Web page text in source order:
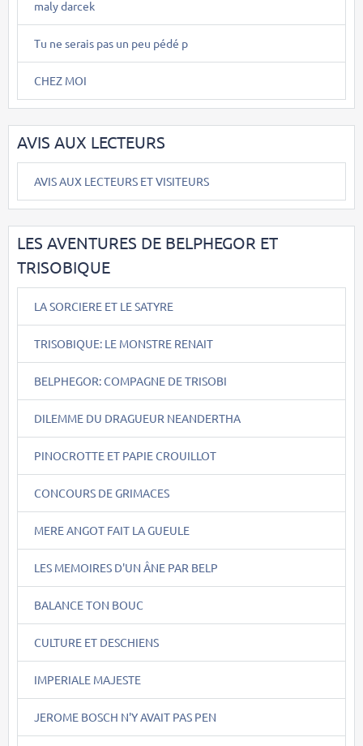
maly darcek
Tu ne serais pas un peu pédé p
CHEZ MOI
AVIS AUX LECTEURS
AVIS AUX LECTEURS ET VISITEURS
LES AVENTURES DE BELPHEGOR ET
TRISOBIQUE
LA SORCIERE ET LE SATYRE
TRISOBIQUE: LE MONSTRE RENAIT
BELPHEGOR: COMPAGNE DE TRISOBI
DILEMME DU DRAGUEUR NEANDERTHA
PINOCROTTE ET PAPIE CROUILLOT
CONCOURS DE GRIMACES
MERE ANGOT FAIT LA GUEULE
LES MEMOIRES D'UN ÂNE PAR BELP
BALANCE TON BOUC
CULTURE ET DESCHIENS
IMPERIALE MAJESTE
JEROME BOSCH N'Y AVAIT PAS PEN